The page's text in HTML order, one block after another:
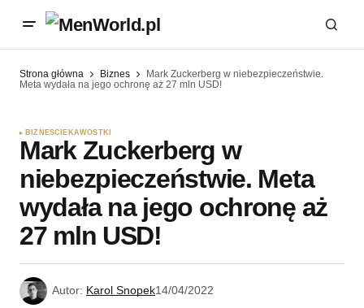
Strona główna Biznes
Mark Zuckerberg w niebezpieczeństwie.
Meta wydała na jego ochronę aż 27 mln USD!
BIZNESCIEKAWOSTKI
Mark Zuckerberg w
niebezpieczeństwie. Meta
wydała na jego ochronę aż
27 mln USD!
Autor: Karol Snopek14/04/2022